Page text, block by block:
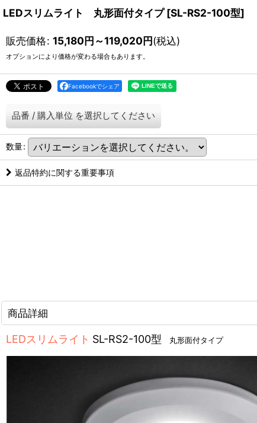
LEDスリムライト 丸形面付タイプ [SL-RS2-100型]
販売価格: 15,180円～119,020円(税込)
オプションにより価格が変わる場合もあります。
Facebookでシェア
品番 / 購入単位 を選択してください
数量:
返品特約に関する重要事項
商品詳細
LEDスリムライト SL-RS2-100型 丸形面付タイプ